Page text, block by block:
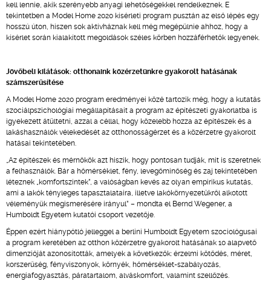
kell lennie, akik szerényebb anyagi lehetőségekkel rendelkeznek. E
tekintetben a Model Home 2020 kísérleti program pusztán az első lépés egy
hosszú úton, hiszen sok aktívháznak kell még megépülnie ahhoz, hogy a
kísérlet során kialakított megoldások széles körben hozzáférhetők legyenek.
Jövőbeli kilátások: otthonaink közérzetünkre gyakorolt hatásának
számszerűsítése
A Model Home 2020 program eredményei közé tartozik még, hogy a kutatás
szociálpszichológiai megállapításait a program az építészeti gyakorlatba is
igyekezett átültetni, azzal a céllal, hogy közelebb hozza az építészek és a
lakáshasználók vélekedését az otthonosságérzet és a közérzetre gyakorolt
hatásai tekintetében.
„Az építészek és mérnökök azt hiszik, hogy pontosan tudják, mit is szeretnek
a felhasználók. Bár a hőmérséklet, fény, levegőminőség és zaj tekintetében
léteznek „komfortszintek”, a valóságban kevés az olyan empirikus kutatás,
ami a lakók tényleges tapasztalataira, illetve lakókörnyezetükről alkotott
véleményük megismerésére irányul” – mondta el Bernd Wegener, a
Humboldt Egyetem kutatói csoport vezetője.
Éppen ezért hiánypótló jelleggel a berlini Humboldt Egyetem szociológusai
a program keretében az otthon közérzetre gyakorolt hatásának 10 alapvető
dimenzióját azonosították, amelyek a következők: érzelmi kötődés, méret,
korszerűség, fényviszonyok, környék, hőmérséklet-szabályozás,
energiafogyasztás, páratartalom, alváskomfort, valamint szellőzés.